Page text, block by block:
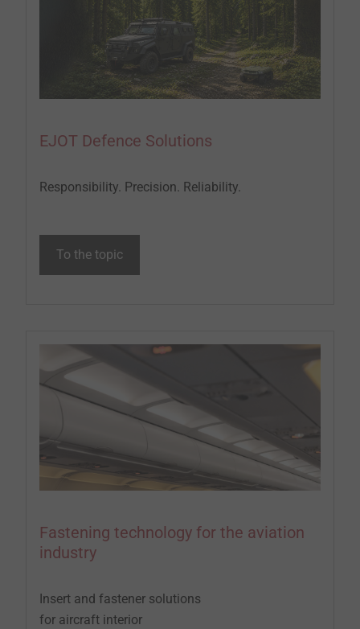
EJOT Defence Solutions
Responsibility. Precision. Reliability.
To the topic
Fastening technology for the aviation
industry
Insert and fastener solutions
for aircraft interior